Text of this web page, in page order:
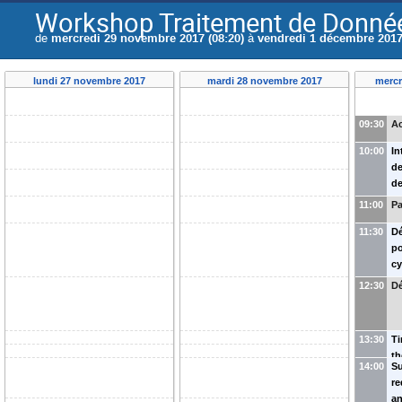
Workshop Traitement de
de mercredi 29 novembre 2017 (08:20) àvendredi 1 décembre
lundi 27 novembre 2017 mardi 28 novembre 2017
09:30
10:00
(
11:00
11:30
12:30
13:30
14:00